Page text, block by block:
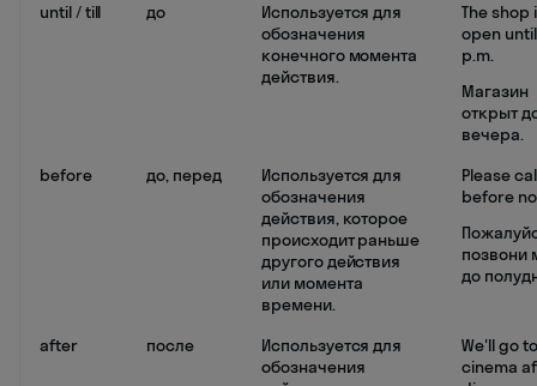
until / till
до
Используется для
обозначения
конечного момента
действия.
The shop
open
p.m.
Магазин
открыт
вечера.
before
до, перед
Используется для
обозначения
действия, которое
происходит раньше
другого действия
или момента
времени.
Please
before
позвони
до
after после
Используется для
обозначения
We'll go
cinema